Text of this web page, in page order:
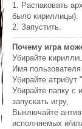
1. Распаковать
было кириллицы).
2. Запустить.
Почему игра
Убирайте
Имя
Убирайте атрибут
Убирайте папку с
запускать игру,
Выключайте
исполняемых и/